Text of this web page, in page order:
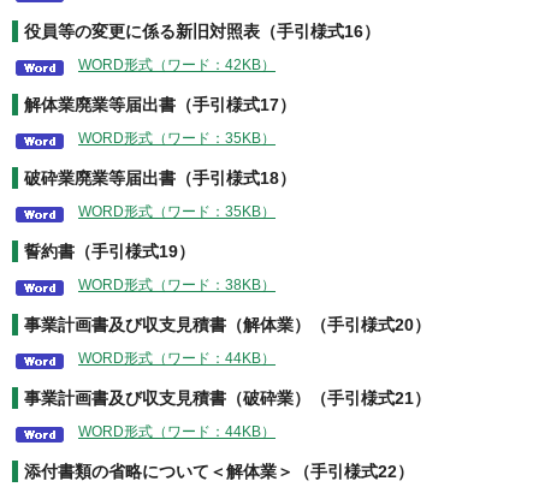
役員等の変更に係る新旧対照表（手引様式16）
WORD形式（ワード：42KB）
解体業廃業等届出書（手引様式17）
WORD形式（ワード：35KB）
破砕業廃業等届出書（手引様式18）
WORD形式（ワード：35KB）
誓約書（手引様式19）
WORD形式（ワード：38KB）
事業計画書及び収支見積書（解体業）（手引様式20）
WORD形式（ワード：44KB）
事業計画書及び収支見積書（破砕業）（手引様式21）
WORD形式（ワード：44KB）
添付書類の省略について＜解体業＞（手引様式22）